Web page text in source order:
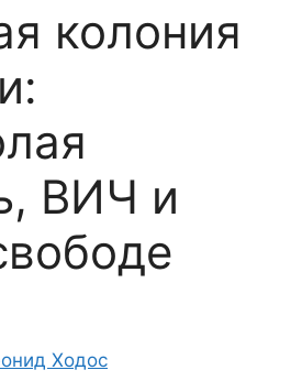
колония
ВИЧ и
Ходос